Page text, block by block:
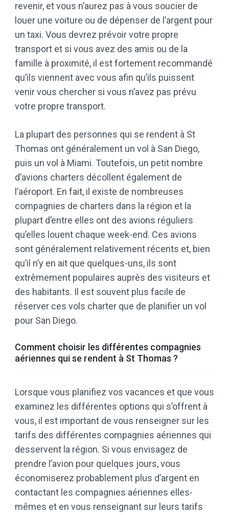
revenir, et vous n’aurez pas à vous soucier de
louer une voiture ou de dépenser de l’argent pour
un taxi. Vous devrez prévoir votre propre
transport et si vous avez des amis ou de la
famille à proximité, il est fortement recommandé
qu’ils viennent avec vous afin qu’ils puissent
venir vous chercher si vous n’avez pas prévu
votre propre transport.
La plupart des personnes qui se rendent à St
Thomas ont généralement un vol à San Diego,
puis un vol à Miami. Toutefois, un petit nombre
d’avions charters décollent également de
l’aéroport. En fait, il existe de nombreuses
compagnies de charters dans la région et la
plupart d’entre elles ont des avions réguliers
qu’elles louent chaque week-end. Ces avions
sont généralement relativement récents et, bien
qu’il n’y en ait que quelques-uns, ils sont
extrêmement populaires auprès des visiteurs et
des habitants. Il est souvent plus facile de
réserver ces vols charter que de planifier un vol
pour San Diego.
Comment choisir les différentes compagnies
aériennes qui se rendent à St Thomas ?
Lorsque vous planifiez vos vacances et que vous
examinez les différentes options qui s’offrent à
vous, il est important de vous renseigner sur les
tarifs des différentes compagnies aériennes qui
desservent la région. Si vous envisagez de
prendre l’avion pour quelques jours, vous
économiserez probablement plus d’argent en
contactant les compagnies aériennes elles-
mêmes et en vous renseignant sur leurs tarifs